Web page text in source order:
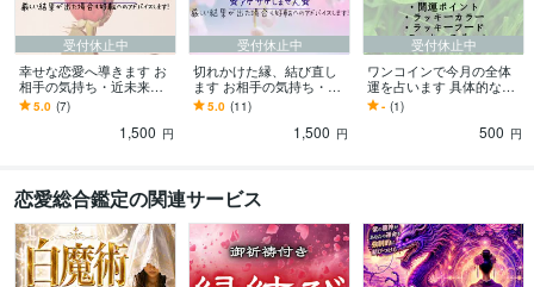
受付休止中
幸せな恋愛へ導きます お
相手の気持ち・近未来に
好評いただいてます
5.0 (7)
1,500 円
受付休止中
切れかけた縁、結び直し
ます お相手の気持ち・近
未来に好評いただいてま
す
5.0 (11)
1,500 円
受付休止中
ワンコインで今月の全体
運を占います 具体的なポ
イントをお伝えします
- (1)
500 円
恋愛総合鑑定の関連サービス